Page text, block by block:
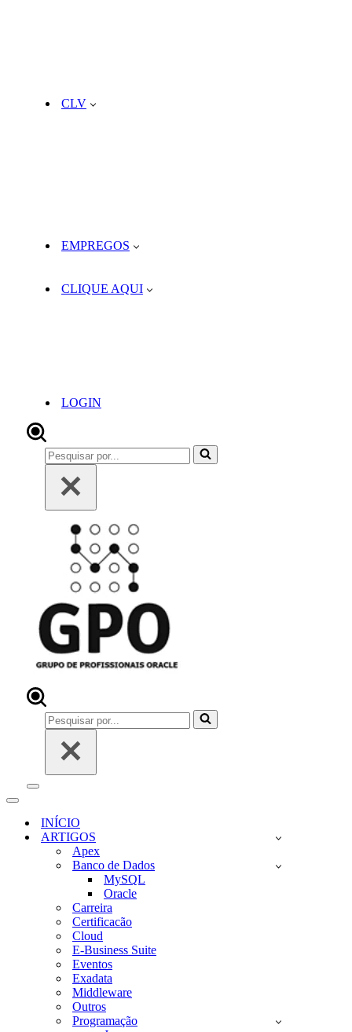
CLV
EMPREGOS
CLIQUE AQUI
LOGIN
Pesquisar
por...
Pesquisar
por...
Menu
navegação
Menu
navegaçãoINÍCIO
ARTIGOS
Apex
Banco de Dados
MySQL
Oracle
Carreira
Certificacão
Cloud
E-Business Suite
Eventos
Exadata
Middleware
Outros
Programação